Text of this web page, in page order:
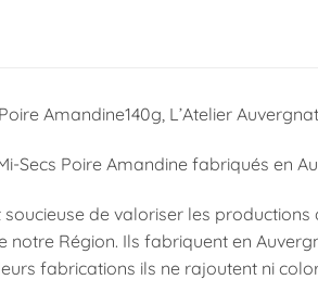
Amandine140g, L’Atelier
Secs Poire Amandine fabriqués en
soucieuse de valoriser les
notre Région. Ils fabriquent en
fabrications ils ne rajoutent ni